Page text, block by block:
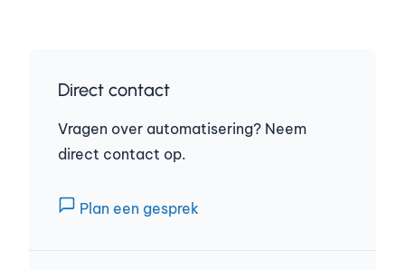
Direct contact
Vragen over automatisering? Neem
direct contact op.
Plan een gesprek